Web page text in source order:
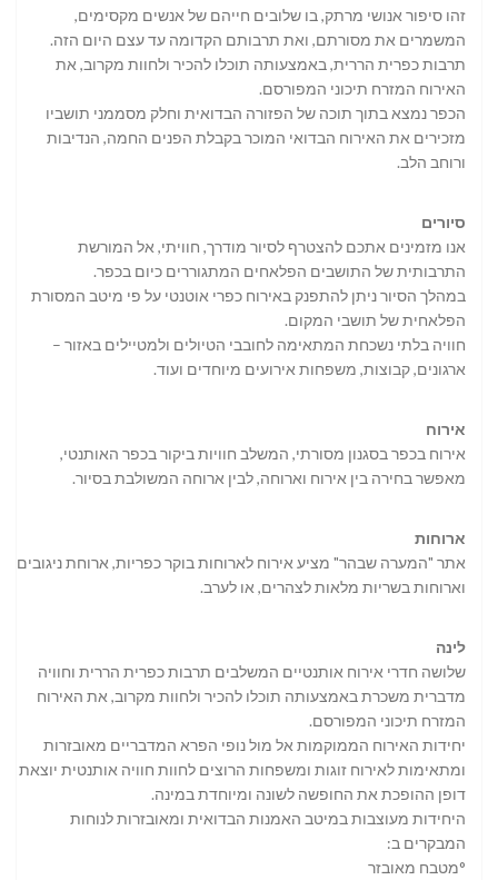
זהו סיפור אנושי מרתק, בו שלובים חייהם של אנשים מקסימים,
המשמרים את מסורתם, ואת תרבותם הקדומה עד עצם היום הזה.
תרבות כפרית הררית, באמצעותה תוכלו להכיר ולחוות מקרוב, את
האירוח המזרח תיכוני המפורסם.
הכפר נמצא בתוך תוכה של הפזורה הבדואית וחלק מסממני תושביו
מזכירים את האירוח הבדואי המוכר בקבלת הפנים החמה, הנדיבות
ורוחב הלב.
סיורים
אנו מזמינים אתכם להצטרף לסיור מודרך, חוויתי, אל המורשת
התרבותית של התושבים הפלאחים המתגוררים כיום בכפר.
במהלך הסיור ניתן להתפנק באירוח כפרי אוטנטי על פי מיטב המסורת
הפלאחית של תושבי המקום.
חוויה בלתי נשכחת המתאימה לחובבי הטיולים ולמטיילים באזור –
ארגונים, קבוצות, משפחות אירועים מיוחדים ועוד.
אירוח
אירוח בכפר בסגנון מסורתי, המשלב חוויות ביקור בכפר האותנטי,
מאפשר בחירה בין אירוח וארוחה, לבין ארוחה המשולבת בסיור.
ארוחות
אתר "המערה שבהר" מציע אירוח לארוחות בוקר כפריות, ארוחת ניגובים
וארוחות בשריות מלאות לצהרים, או לערב.
לינה
שלושה חדרי אירוח אותנטיים המשלבים תרבות כפרית הררית וחוויה
מדברית משכרת באמצעותה תוכלו להכיר ולחוות מקרוב, את האירוח
המזרח תיכוני המפורסם.
יחידות האירוח הממוקמות אל מול נופי הפרא המדבריים מאובזרות
ומתאימות לאירוח זוגות ומשפחות הרוצים לחוות חוויה אותנטית יוצאת
דופן ההופכת את החופשה לשונה ומיוחדת במינה.
היחידות מעוצבות במיטב האמנות הבדואית ומאובזרות לנוחות
המבקרים ב:
°מטבח מאובזר